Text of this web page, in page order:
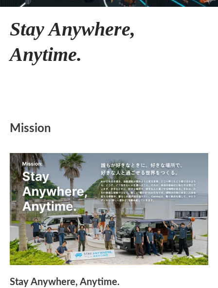
Stay Anywhere,
Anytime.
Mission
Stay Anywhere, Anytime.